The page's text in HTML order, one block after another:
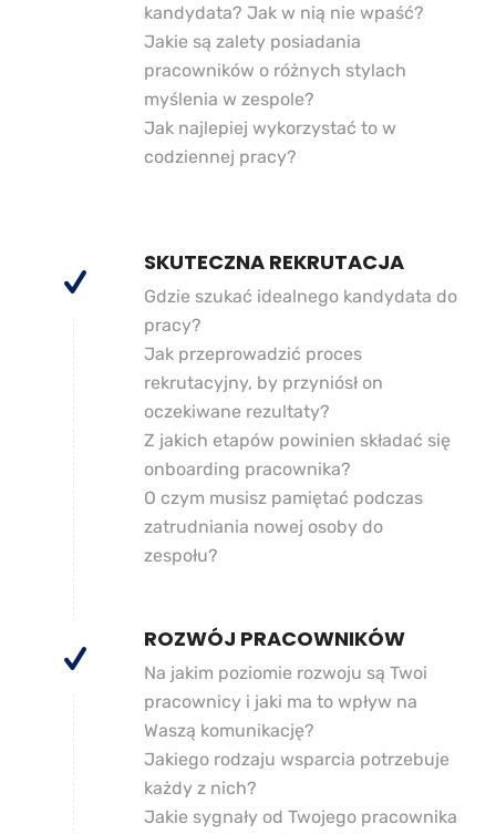
kandydata? Jak w nią nie wpaść?
Jakie są zalety posiadania
pracowników o różnych stylach
myślenia w zespole?
Jak najlepiej wykorzystać to w
codziennej pracy?
SKUTECZNA REKRUTACJA
Gdzie szukać idealnego kandydata do
pracy?
Jak przeprowadzić proces
rekrutacyjny, by przyniósł on
oczekiwane rezultaty?
Z jakich etapów powinien składać się
onboarding pracownika?
O czym musisz pamiętać podczas
zatrudniania nowej osoby do
zespołu?
ROZWÓJ PRACOWNIKÓW
Na jakim poziomie rozwoju są Twoi
pracownicy i jaki ma to wpływ na
Waszą komunikację?
Jakiego rodzaju wsparcia potrzebuje
każdy z nich?
Jakie sygnały od Twojego pracownika